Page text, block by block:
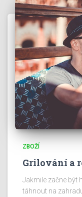
ZBOŽÍ
Grilování a
Jakmile začne být
táhnout na